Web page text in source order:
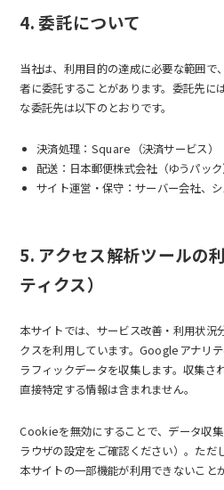
4. 委託について
当社は、利用目的の達成に必要な範囲で
者に委託することがあります。委託先に
な委託先は以下のとおりです。
決済処理：Square（決済サービス）
配送：日本郵便株式会社（ゆうパック
サイト運営・保守：サーバー会社、
5. アクセス解析ツールの
ティクス）
本サイトでは、サービス改善・利用状
クスを利用しています。Googleアナリ
ラフィックデータを収集します。収集さ
直接特定する情報は含まれません。
Cookieを無効にすることで、データ収
ラウザの設定をご確認ください）。ただ
本サイトの一部機能が利用できないこと